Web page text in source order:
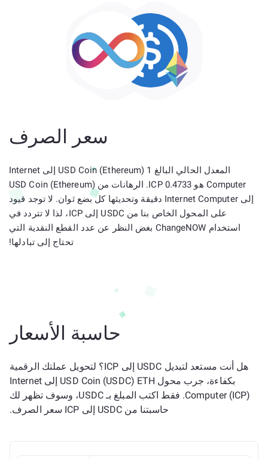
سعر الصرف
المعدل الحالي البالغ 1 USD Coin (Ethereum) إلى Internet
Computer هو 0.4733 ICP. الرهانات من USD Coin (Ethereum)
إلى Internet Computer دقيقة وتحديثها كل بضع ثوان. لا توجد قيود
على المحول الخاص بنا من USDC إلى ICP، لذا لا تتردد في
استخدام ChangeNOW بغض النظر عن عدد القطع النقدية التي
تحتاج إلى تبادلها!
حاسبة الأسعار
هل أنت مستعد لتبديل USDC إلى ICP؟ لتحويل عملتك الرقمية
بكفاءة، جرب محول USD Coin (USDC) ETH إلى Internet
Computer (ICP). فقط اكتب المبلغ بـ USDC، وسوف تظهر لك
حاسبتنا من USDC إلى ICP سعر الصرف.